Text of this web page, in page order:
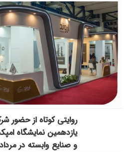
روایتی کوتاه از حضور
یازدهمین نمایشگاه
و صنایع وابسته در مرداد